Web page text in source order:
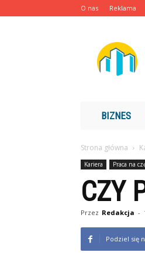
O nas Reklama
BIZNES
Strona główna
Kariera Praca na
CZY
Przez Redakcja -
Podziel się